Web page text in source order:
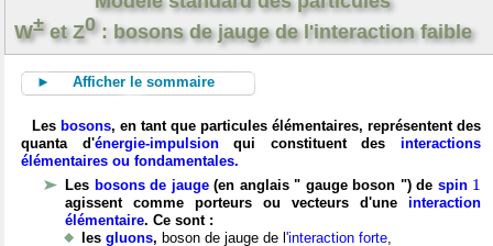
W±et Z0: bosons de jauge de l'interaction faible
► Afficher le sommaire
Les bosons, en tant que particules élémentaires, représentent des
quanta d'énergie-impulsionqui constituent desinteractions
élémentaires ou fondamentales.
Les bosons de jauge(en anglais " gauge boson ") de spin 1
1
agissent comme porteurs ou vecteurs d'une interaction
élémentaire. Ce sont :
les gluons, boson de jauge de l 'interaction forte,